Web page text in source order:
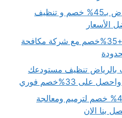
شركة غسيل منازل بالرياض بـ45% خصم و تنظيف
الأسعار
تخلص من الفئران نهائيًا +35%خصم مع شركة مكافحة
تنظيف مستودعك
مقاول ترميم الرياض بـ40% خصم لترميم ومعالجة
بنا الان